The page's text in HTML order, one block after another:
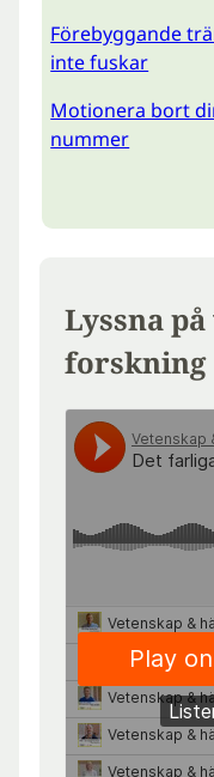
Förebyggande
inte fuskar
Motionera bort
nummer
Lyssna
forskning